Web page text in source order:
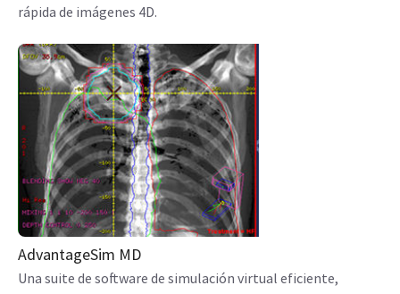
rápida de imágenes 4D.
AdvantageSim MD
Una suite de software de simulación virtual eficiente,